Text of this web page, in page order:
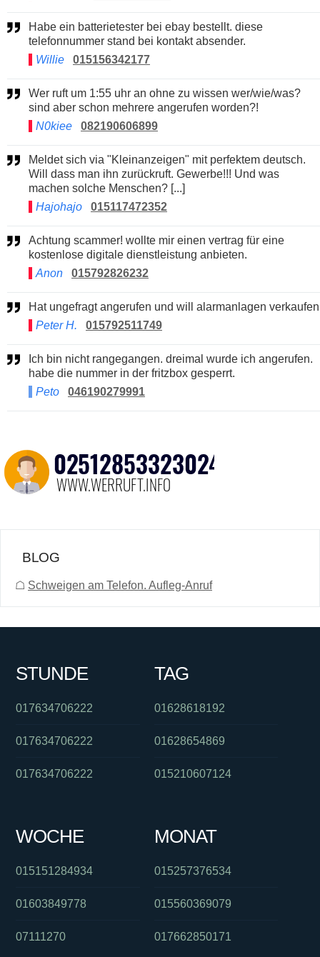
Habe ein batterietester bei ebay bestellt. diese
telefonnummer stand bei kontakt absender.
Willie
015156342177
Wer ruft um 1:55 uhr an ohne zu wissen wer/wie/was?
sind aber schon mehrere angerufen worden?!
N0kiee
082190606899
Meldet sich via "Kleinanzeigen" mit perfektem deutsch.
Will dass man ihn zurückruft. Gewerbe!!! Und was
machen solche Menschen? [...]
Hajohajo
015117472352
Achtung scammer! wollte mir einen vertrag für eine
kostenlose digitale dienstleistung anbieten.
Anon
015792826232
Hat ungefragt angerufen und will alarmanlagen verkaufen
Peter H.
015792511749
habe die nummer in der fritzbox gesperrt.
Peto
046190279991
BLOG
☖ Schweigen am Telefon. Aufleg-Anruf
STUNDE
017634706222
017634706222
017634706222
TAG
01628618192
01628654869
015210607124
WOCHE
015151284934
01603849778
07111270
MONAT
015257376534
015560369079
017662850171